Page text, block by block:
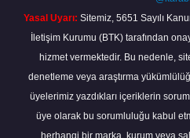
Yasal Uyarı: Sitemiz, 5651 Sayılı
İletişim Kurumu (BTK) tarafından
hizmet vermektedir. Bu nedenle,
denetleme veya araştırma
üyelerimiz yazdıkları içeriklerin
üye olarak bu sorumluluğu kabul
herhangi bir marka, kurum veya